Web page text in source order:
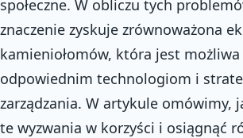
społeczne. W obliczu tych
znaczenie zyskuje zrównoważona
kamieniołomów, która jest
odpowiednim technologiom i
zarządzania. W artykule omówimy,
te wyzwania w korzyści i osiągnąć